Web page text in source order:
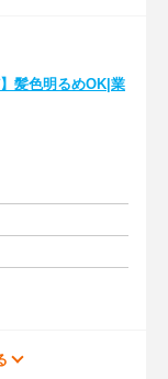
髪色明るめOK|業